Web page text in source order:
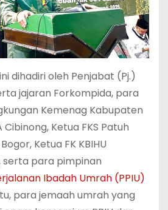
dihadiri oleh Penjabat (Pj.)
jajaran Forkompida, para
Kemenag Kabupaten
Cibinong, Ketua FKS Patuh
Ketua FK KBIHU
serta para pimpinan
Ibadah Umrah (PPIU)
para jemaah umrah yang